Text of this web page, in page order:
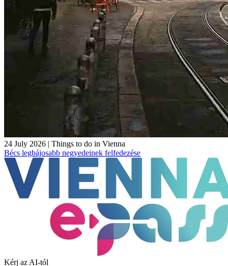
24 July 2026 | Things to do in Vienna
Bécs legbájosabb negyedeinek felfedezése
Kérj az AI-tól